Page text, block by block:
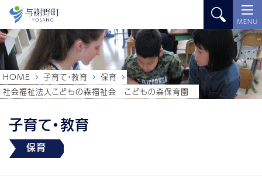
MENU
子育て・教育
保育
HOME 子育て・教育
保育
社会福祉法人こどもの森福祉会 こどもの森保育園